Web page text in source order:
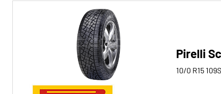
Pirelli
10/0 R15 109S